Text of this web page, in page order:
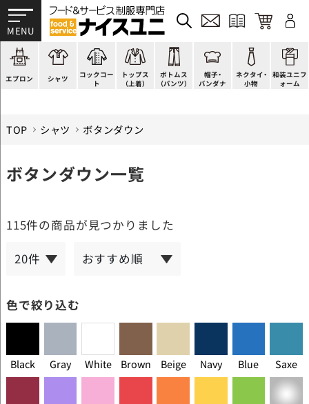
エプロン
かぶり型
スモック風
厨房用
ラップエプロン
シャツ
ピンタック
Tシャツ
ポロシャツ
和風シャツ(Asian)コックコー
ト
ショップコート
スタンダード
ファッション
キッズ
トップス
（上着）
法被(はっぴ)
調理白衣
カットソー
ジャンバー
ボトムス
（パンツ）
イージーパンツ
ワンピース
厨房シューズ
フロアシューズ
帽子・
バンダナ
洋帽子
コック帽
衛生帽子
ヘアネット
ネクタイ・
小物
ネクタイ
蝶ネクタイ
リボン・スカーフ
クロスタイ
和装ユニフ
ォーム
帯
草履、足袋など
着付小物
きもの
TOP シャツ ボタンダウン
ボタンダウン一覧
115件の商品が見つかりました
色で絞り込む
Black Gray White Brown Beige Navy Blue Saxe